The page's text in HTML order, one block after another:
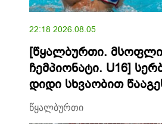
22:18 2026.08.05
[წყალბურთი.
ჩემპიონატი. U16]
დიდი სხვაობით
წყალბურთი